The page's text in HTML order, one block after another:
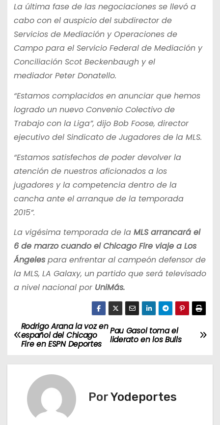
La última fase de las negociaciones se llevó a
cabo con el auspicio del subdirector de
Servicios de Mediación y Operaciones de
Campo para el Servicio Federal de Mediación y
Conciliación Scot Beckenbaugh y el
mediador Peter Donatello.
“Estamos complacidos en anunciar que hemos
logrado un nuevo Convenio Colectivo de
Trabajo con la Liga”, dijo Bob Foose, director
ejecutivo del Sindicato de Jugadores de la MLS.
“Estamos satisfechos de poder devolver la
atención de nuestros aficionados a los
jugadores y la competencia dentro de la
cancha ante el arranque de la temporada
2015”.
La vigésima temporada de laMLS arrancará el
6 de marzo cuando el Chicago Fire viaje a Los
Ángelespara enfrentar al campeón defensor de
la MLS, LA Galaxy, un partido que será televisado
a nivel nacional por UniMás.
N
a
Pau Gasol toma el
liderato en los Bulls
Rodrigo Arana la voz en
español del Chicago
Fire en ESPN Deportes
PorYodeportes